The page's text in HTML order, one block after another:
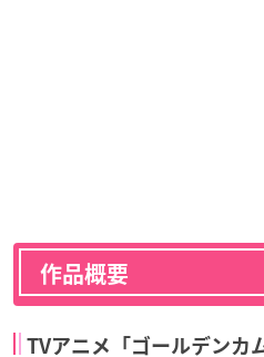
作品概要
TVアニメ「ゴールデンカ